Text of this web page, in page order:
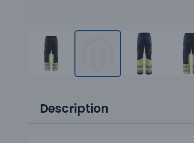
Description